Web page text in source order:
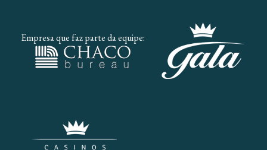
Empresa que faz parte da equipe: